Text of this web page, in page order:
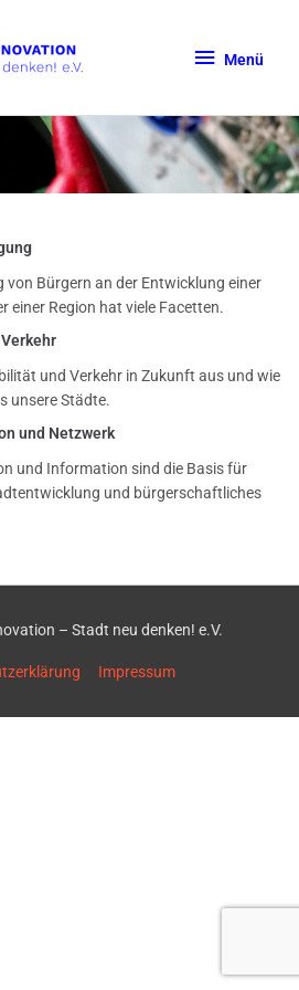
Menü
von Bürgern an der Entwicklung einer
einer Region hat viele Facetten.
und Verkehr in Zukunft aus und wie
unsere Städte.
und Netzwerk
und Information sind die Basis für
und bürgerschaftliches
– Stadt neu denken! e.V.
Impressum